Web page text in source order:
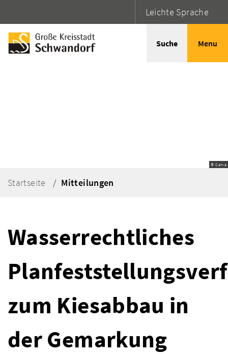
Leichte Sprache
Suche Menu
© Canva
Startseite Mitteilungen
Wasserrechtliches
zum Kiesabbau in
der Gemarkung